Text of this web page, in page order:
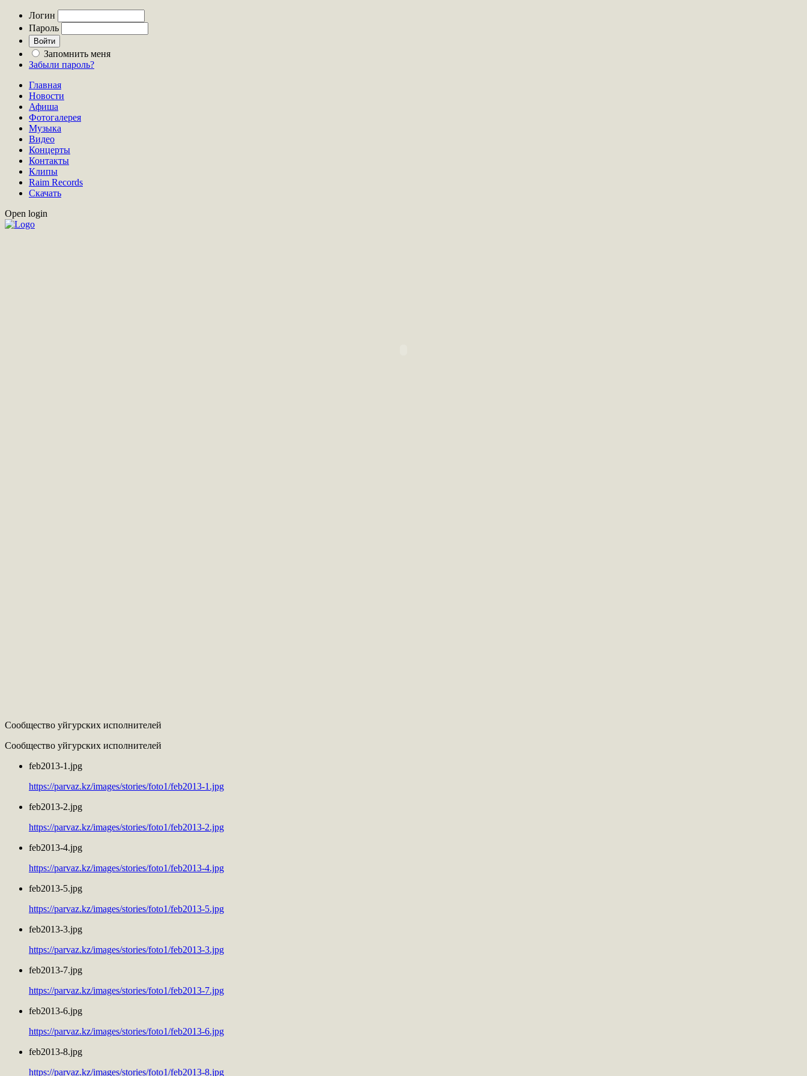
Логин
Пароль
Запомнить меня
Забыли пароль?
Главная
Новости
Афиша
Фотогалерея
Музыка
Видео
Концерты
Контакты
Клипы
Raim Records
Скачать
Open login
Сообщество уйгурских исполнителей
Сообщество уйгурских исполнителей
feb2013-1.jpg
https://parvaz.kz/images/stories/foto1/feb2013-1.jpg
feb2013-2.jpg
https://parvaz.kz/images/stories/foto1/feb2013-2.jpg
feb2013-4.jpg
https://parvaz.kz/images/stories/foto1/feb2013-4.jpg
feb2013-5.jpg
https://parvaz.kz/images/stories/foto1/feb2013-5.jpg
feb2013-3.jpg
https://parvaz.kz/images/stories/foto1/feb2013-3.jpg
feb2013-7.jpg
https://parvaz.kz/images/stories/foto1/feb2013-7.jpg
feb2013-6.jpg
https://parvaz.kz/images/stories/foto1/feb2013-6.jpg
feb2013-8.jpg
https://parvaz.kz/images/stories/foto1/feb2013-8.jpg